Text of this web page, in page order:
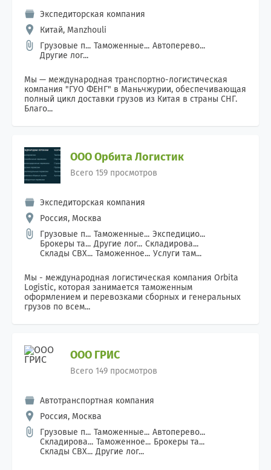
Экспедиторская компания
Китай, Manzhouli
Грузовые п... Таможенные... Автоперево...
Другие лог...
Мы — международная транспортно-логистическая
компания "ГУО ФЕНГ" в Маньчжурии, обеспечивающая
полный цикл доставки грузов из Китая в страны СНГ.
Благо...
ООО Орбита Логистик
Всего 159 просмотров
Экспедиторская компания
Россия, Москва
Грузовые п... Таможенные... Экспедицио...
Брокеры та... Другие лог... Складирова...
Склады СВХ... Таможенное... Услуги там...
Мы - международная логистическая компания Orbita
Logistic, которая занимается таможенным
оформлением и перевозками сборных и генеральных
грузов по всем...
ООО ГРИС
Всего 149 просмотров
Автотранспортная компания
Россия, Москва
Грузовые п... Таможенные... Автоперево...
Складирова... Таможенное... Брокеры та...
Склады СВХ... Другие лог...